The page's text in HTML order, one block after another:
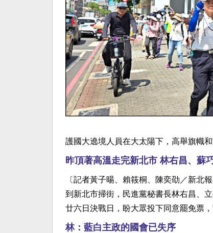
護國大遶境人員在大太陽下，高舉旗幟
昨頂著高溫走完新北市 林右昌、蘇
〔記者黃子暘、賴筱桐、陳奕劭／新北
到新北市掃街，民進黨秘書長林右昌、
廿六日決戰日，盼大眾投下同意罷免票，
林：藍白主政的國會已失序